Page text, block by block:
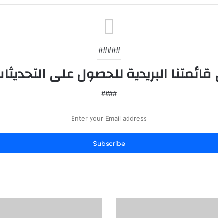
#####
البريدية للحصول على
####